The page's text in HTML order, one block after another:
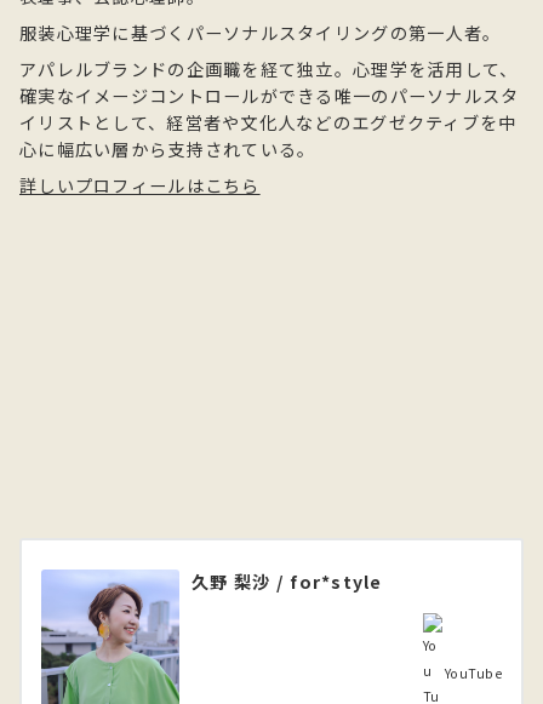
服装心理学に基づくパーソナルスタイリングの第一人者。
アパレルブランドの企画職を経て独立。心理学を活用して、
確実なイメージコントロールができる唯一のパーソナルスタ
イリストとして、経営者や文化人などのエグゼクティブを中
心に幅広い層から支持されている。
詳しいプロフィールはこちら
久野 梨沙 / for*style
YouTube